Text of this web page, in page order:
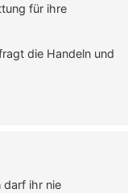
für ihre
die Handeln und
darf ihr nie